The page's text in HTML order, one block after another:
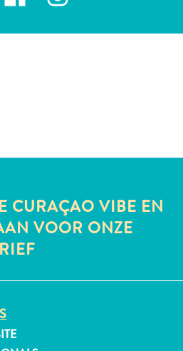
CURAÇAO VIBE EN
VOOR ONZE